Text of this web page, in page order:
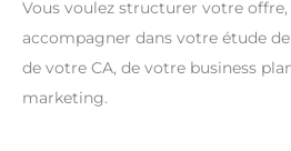
Vous voulez structurer votre offre,
accompagner dans votre étude
de votre CA, de votre business
marketing.